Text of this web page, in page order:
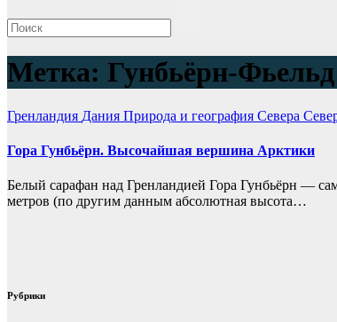
Метка: Гунбьёрн-Фьельд
Гренландия Дания Природа и география Севера
Гора Гунбьёрн. Высочайшая вершина Арктики
Нет
комментариев
Белый сарафан над Гренландией Гора Гунбьёрн —
метров (по другим данным абсолютная высота…
Рубрики